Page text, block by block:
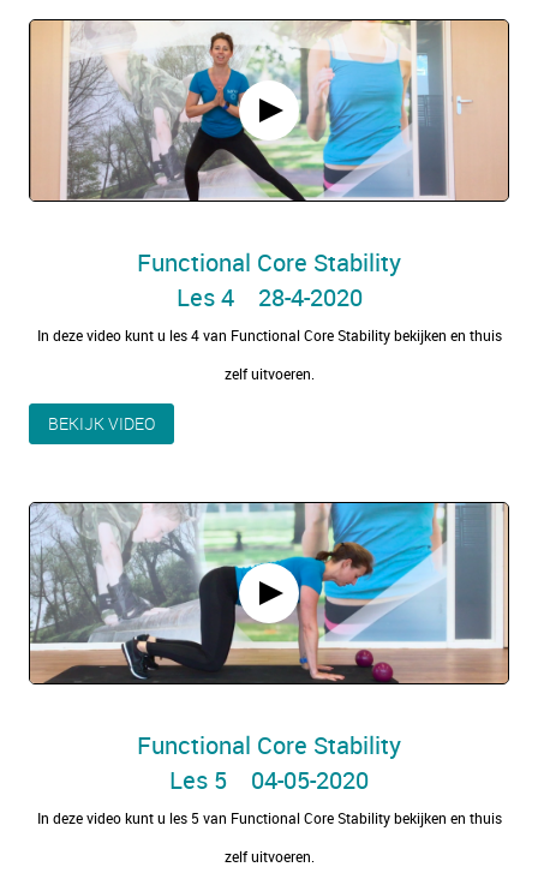
Functional Core Stability
Les 4 28-4-2020
In deze video kunt u les 4 van Functional Core Stability bekijken en thuis
zelf uitvoeren.
BEKIJK VIDEO
Functional Core Stability
Les 5 04-05-2020
In deze video kunt u les 5 van Functional Core Stability bekijken en thuis
zelf uitvoeren.